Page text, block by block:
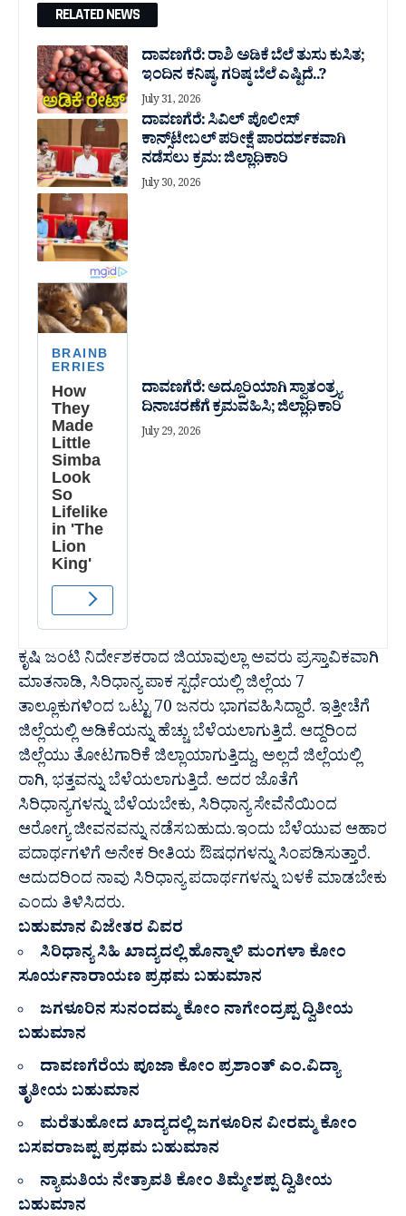
RELATED NEWS
ದಾವಣಗೆರೆ: ರಾಶಿ ಅಡಿಕೆ ಬೆಲೆ ತುಸು‌ ಕುಸಿತ;
ಇಂದಿನ ಕನಿಷ್ಠ, ಗರಿಷ್ಠ ಬೆಲೆ ಎಷ್ಟಿದೆ..?
July 31, 2026
ದಾವಣಗೆರೆ: ಸಿವಿಲ್ ಪೊಲೀಸ್
ಕಾನ್ಸ್‌ಟೇಬಲ್ ಪರೀಕ್ಷೆ ಪಾರದರ್ಶಕವಾಗಿ
ನಡೆಸಲು ಕ್ರಮ: ಜಿಲ್ಲಾಧಿಕಾರಿ
July 30, 2026
ದಾವಣಗೆರೆ: ಅದ್ದೂರಿಯಾಗಿ ಸ್ವಾತಂತ್ರ್ಯ
ದಿನಾಚರಣೆಗೆ ಕ್ರಮವಹಿಸಿ; ಜಿಲ್ಲಾಧಿಕಾರಿ
July 29, 2026
ಕೃಷಿ ಜಂಟಿ ನಿರ್ದೇಶಕರಾದ ಜಿಯಾವುಲ್ಲಾ ಅವರು ಪ್ರಸ್ತಾವಿಕವಾಗಿ
ಮಾತನಾಡಿ, ಸಿರಿಧಾನ್ಯ ಪಾಕ ಸ್ಪರ್ಧೆಯಲ್ಲಿ ಜಿಲ್ಲೆಯ 7
ತಾಲ್ಲೂಕುಗಳಿಂದ ಒಟ್ಟು 70 ಜನರು ಭಾಗವಹಿಸಿದ್ದಾರೆ. ಇತ್ತೀಚೆಗೆ
ಜಿಲ್ಲೆಯಲ್ಲಿ ಅಡಿಕೆಯನ್ನು ಹೆಚ್ಚು ಬೆಳೆಯಲಾಗುತ್ತಿದೆ. ಆದ್ದರಿಂದ
ಜಿಲ್ಲೆಯು ತೋಟಗಾರಿಕೆ ಜಿಲ್ಲಾಯಾಗುತ್ತಿದ್ದು, ಅಲ್ಲದೆ ಜಿಲ್ಲೆಯಲ್ಲಿ
ರಾಗಿ, ಭತ್ತವನ್ನು ಬೆಳೆಯಲಾಗುತ್ತಿದೆ. ಅದರ ಜೊತೆಗೆ
ಸಿರಿಧಾನ್ಯಗಳನ್ನು ಬೆಳೆಯಬೇಕು, ಸಿರಿಧಾನ್ಯ ಸೇವೆನೆಯಿಂದ
ಆರೋಗ್ಯ ಜೀವನವನ್ನು ನಡೆಸಬಹುದು.ಇಂದು ಬೆಳೆಯುವ ಆಹಾರ
ಪದಾರ್ಥಗಳಿಗೆ ಅನೇಕ ರೀತಿಯ ಔಷಧಗಳನ್ನು ಸಿಂಪಡಿಸುತ್ತಾರೆ.
ಆದುದರಿಂದ ನಾವು ಸಿರಿಧಾನ್ಯ ಪದಾರ್ಥಗಳನ್ನು ಬಳಕೆ ಮಾಡಬೇಕು
ಎಂದು ತಿಳಿಸಿದರು.
ಬಹುಮಾನ ವಿಜೇತರ ವಿವರ
ಸಿರಿಧಾನ್ಯ ಸಿಹಿ ಖಾದ್ಯದಲ್ಲಿ ಹೊನ್ನಾಳಿ ಮಂಗಳಾ ಕೋಂ
ಸೂರ್ಯನಾರಾಯಣ ಪ್ರಥಮ ಬಹುಮಾನ
ಜಗಳೂರಿನ ಸುನಂದಮ್ಮ ಕೋಂ ನಾಗೇಂದ್ರಪ್ಪ ದ್ವಿತೀಯ
ಬಹುಮಾನ
ದಾವಣಗೆರೆಯ ಪೂಜಾ ಕೋಂ ಪ್ರಶಾಂತ್ ಎಂ.ವಿದ್ಯಾ
ತೃತೀಯ ಬಹುಮಾನ
ಮರೆತುಹೋದ ಖಾದ್ಯದಲ್ಲಿ ಜಗಳೂರಿನ ವೀರಮ್ಮ ಕೋಂ
ಬಸವರಾಜಪ್ಪ ಪ್ರಥಮ ಬಹುಮಾನ
ನ್ಯಾಮತಿಯ ನೇತ್ರಾವತಿ ಕೋಂ ತಿಮ್ಮೇಶಪ್ಪ ದ್ವಿತೀಯ
ಬಹುಮಾನ